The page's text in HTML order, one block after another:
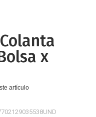
x
artículo